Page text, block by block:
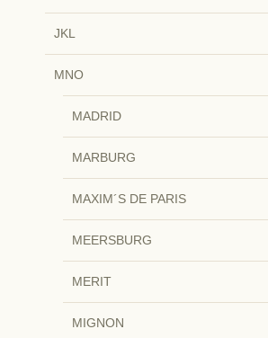
JKL
MNO
MADRID
MARBURG
MAXIM´S DE PARIS
MEERSBURG
MERIT
MIGNON